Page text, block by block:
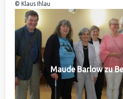
© Klaus Ihlau
Maude Barlow zu